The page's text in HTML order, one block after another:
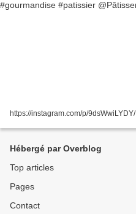
https://instagram.com/p/9dsWwiLYDY/
Hébergé par Overblog
Top articles
Pages
Contact